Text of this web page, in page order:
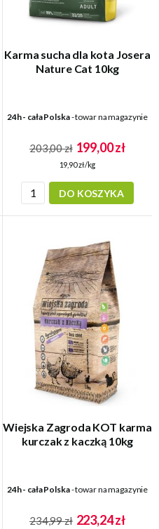
Karma sucha dla kota Josera
Nature Cat 10kg
24h - cała Polska- towar na magazynie
203,00 zł 199,00 zł
19,90 zł/kg
DO KOSZYKA
Wiejska Zagroda KOT karma
kurczak z kaczką 10kg
24h - cała Polska- towar na magazynie
234,99 zł 223,24 zł